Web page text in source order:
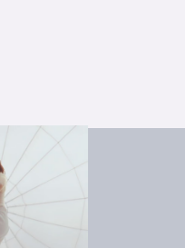
Luckau e.V."
Tanz